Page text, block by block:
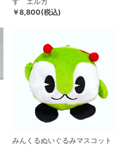
￥8,800(税込)
みんくるぬいぐるみマスコット